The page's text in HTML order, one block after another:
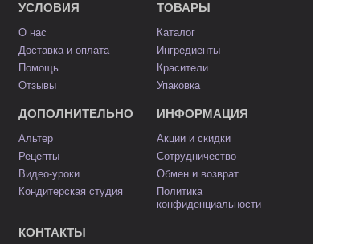
УСЛОВИЯ
О нас
Доставка и оплата
Помощь
Отзывы
ТОВАРЫ
Каталог
Ингредиенты
Красители
Упаковка
ДОПОЛНИТЕЛЬНО
Альтер
Рецепты
Видео-уроки
Кондитерская студия
ИНФОРМАЦИЯ
Акции и скидки
Сотрудничество
Обмен и возврат
Политика
конфиденциальности
КОНТАКТЫ